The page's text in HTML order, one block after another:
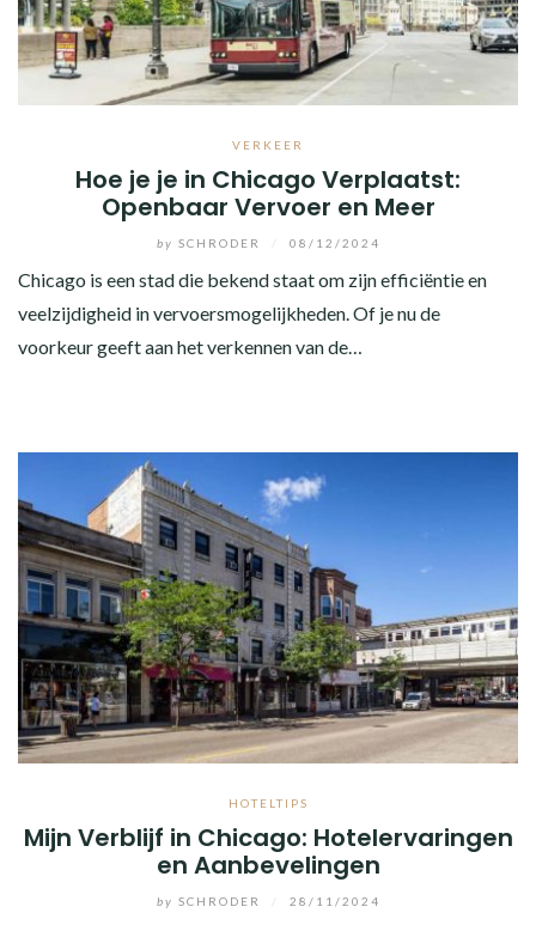
VERKEER
Hoe je je in Chicago Verplaatst:
Openbaar Vervoer en Meer
by SCHRODER 08/12/2024
Chicago is een stad die bekend staat om zijn efficiëntie en
veelzijdigheid in vervoersmogelijkheden. Of je nu de
voorkeur geeft aan het verkennen van de…
HOTELTIPS
Mijn Verblijf in Chicago: Hotelervaringen
en Aanbevelingen
by SCHRODER 28/11/2024